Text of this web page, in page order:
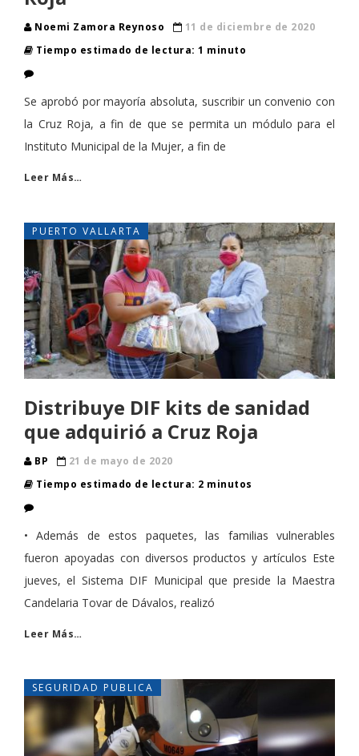
Noemi Zamora Reynoso
11 de diciembre de 2020
Tiempo estimado de lectura: 1 minuto
Se aprobó por mayoría absoluta, suscribir un convenio con
la Cruz Roja, a fin de que se permita un módulo para el
Instituto Municipal de la Mujer, a fin de
Leer Más…
PUERTO VALLARTA
Distribuye DIF kits de sanidad
que adquirió a Cruz Roja
BP
21 de mayo de 2020
Tiempo estimado de lectura: 2 minutos
• Además de estos paquetes, las familias vulnerables
fueron apoyadas con diversos productos y artículos Este
jueves, el Sistema DIF Municipal que preside la Maestra
Candelaria Tovar de Dávalos, realizó
Leer Más…
SEGURIDAD PUBLICA